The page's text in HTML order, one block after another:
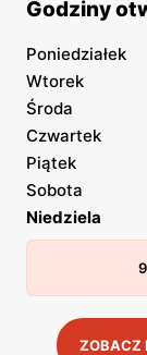
Godziny
Poniedziałek
Wtorek
Środa
Czwartek
Piątek
Sobota
Niedziela
ZOBACZ